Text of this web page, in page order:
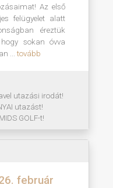
Az első
felügyelet alatt
éreztük
sokan óvva
... tovább
utazási irodát!
utazást!
GOLF-t!
február